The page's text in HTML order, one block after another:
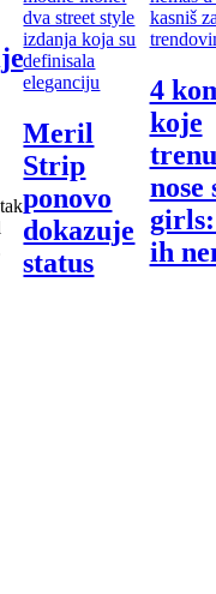
Meril
Strip
ponovo
dokazuje
status
4
koje
nose
ih